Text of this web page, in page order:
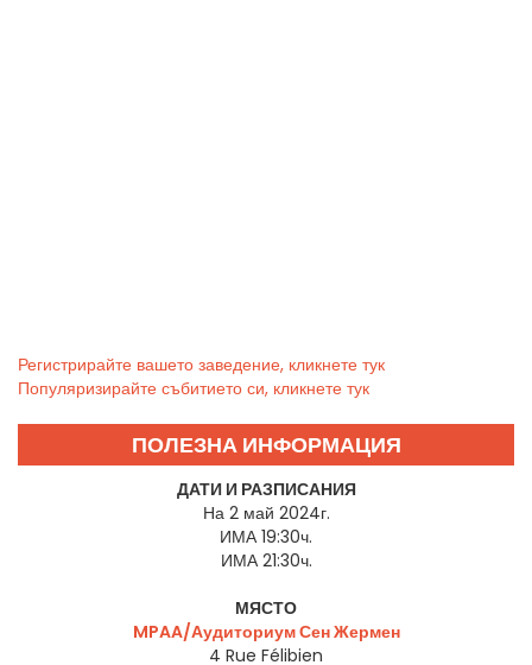
Регистрирайте вашето заведение, кликнете тук
Популяризирайте събитието си, кликнете тук
ПОЛЕЗНА ИНФОРМАЦИЯ
ДАТИ И РАЗПИСАНИЯ
На 2 май 2024г.
ИМА 19:30ч.
ИМА 21:30ч.
МЯСТО
MPAA/Аудиториум Сен Жермен
4 Rue Félibien